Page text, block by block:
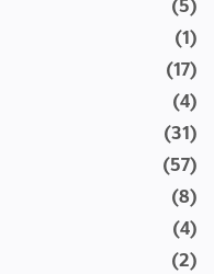
(5)
(1)
(17)
(4)
(31)
(57)
(8)
(4)
(2)